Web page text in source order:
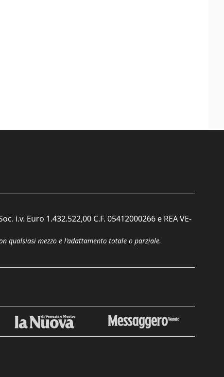
i.v. Euro 1.432.522,00 C.F. 05412000266 e REA VE-
qualsiasi mezzo e l'adattamento totale o parziale.